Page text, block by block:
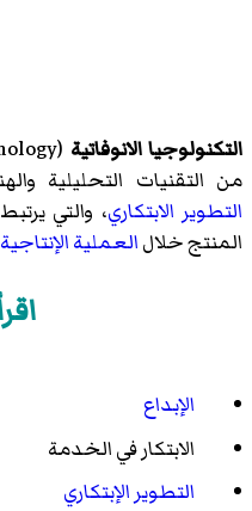
التكنولوجيا الانوفاتية
من التقنيات التحليلية
التطوير الابتكاري، والتي
المنتج خلالالعملية الإنتاجية
الإبداع
الابتكار في الخدمة
التطوير الإبتكاري